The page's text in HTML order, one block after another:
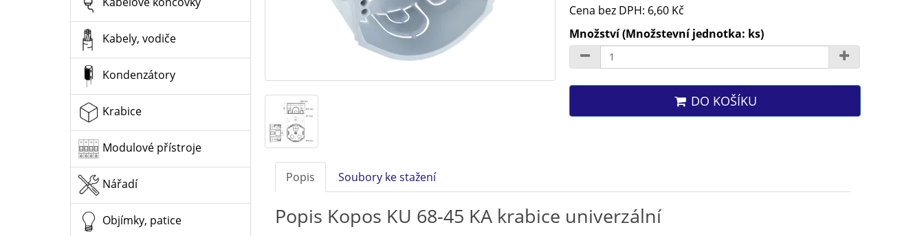
Kabely, vodiče
Kondenzátory
Krabice
Modulové přístroje
Nářadí
Objímky, patice
Cena bez DPH: 6,60 Kč
Množství (Množstevní jednotka: ks)
DO KOŠÍKU
Popis Soubory ke stažení
Popis Kopos KU 68-45 KA krabice univerzální